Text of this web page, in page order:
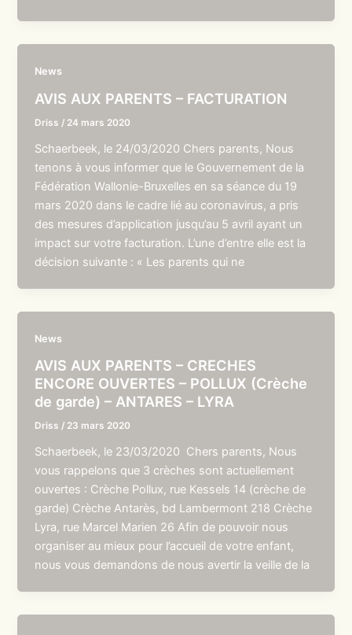
News
AVIS AUX PARENTS – FACTURATION
Driss / 24 mars 2020
Schaerbeek, le 24/03/2020 Chers parents, Nous
tenons à vous informer que le Gouvernement de la
Fédération Wallonie-Bruxelles en sa séance du 19
mars 2020 dans le cadre lié au coronavirus, a pris
des mesures d’application jusqu’au 5 avril ayant un
impact sur votre facturation. L’une d’entre elle est la
décision suivante : « Les parents qui ne
News
AVIS AUX PARENTS – CRECHES
ENCORE OUVERTES – POLLUX (Crèche
de garde) – ANTARES – LYRA
Driss / 23 mars 2020
Schaerbeek, le 23/03/2020 Chers parents, Nous
vous rappelons que 3 crèches sont actuellement
ouvertes : Crèche Pollux, rue Kessels 14 (crèche de
garde) Crèche Antarès, bd Lambermont 218 Crèche
Lyra, rue Marcel Marien 26 Afin de pouvoir nous
organiser au mieux pour l’accueil de votre enfant,
nous vous demandons de nous avertir la veille de la